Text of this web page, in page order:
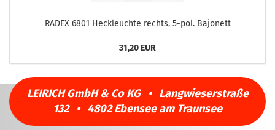
RADEX 6801 Heckleuchte rechts, 5-pol. Bajonett
31,20 EUR
LEIRICH GmbH & Co KG • Langwieserstraße
132 • 4802 Ebensee am Traunsee